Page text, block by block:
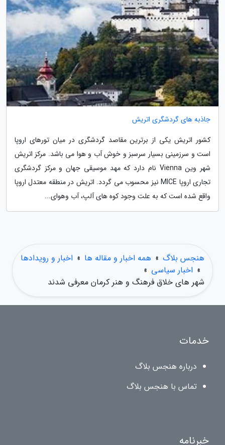
جاذبه های گردشگری اتریش
کشور اتریش یکی از برترین مقاصد گردشگری در میان تورهای اروپا
است و سرزمینی بسیار سرسبز و خوش آب و هوا می باشد. مرکز اتریش
شهر وین Vienna نام دارد که مهد موسیقی جهان و مرکز گردشگری
تجاری اروپا MICE نیز محسوب می گردد. اتریش در منطقه معتدل اروپا
واقع شده است که به علت وجود کوه های آلپ، آب وهوای...
هنجس بلاگ » همه اخبار و مقاله ها » اخبار و رویدادها
» اخبار سیاسی »
شهر های خلاق فرهنگ و هنر کرمان معرفی شدند
خدمات
درباره هنجس بلاگ
تماس با هنجس بلاگ
خبرنامه